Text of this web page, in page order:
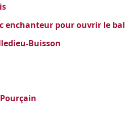
enchanteur pour ouvrir le bal
Buisson